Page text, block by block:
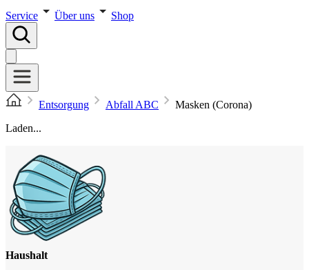
Service Über uns Shop
Entsorgung Abfall ABC
Masken (Corona)
Laden...
Haushalt